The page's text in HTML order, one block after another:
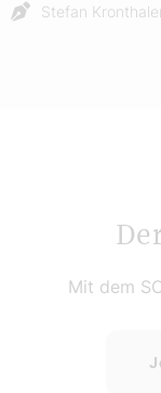
Stefan
Mit dem